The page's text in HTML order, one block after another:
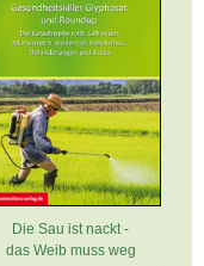
Die Sau ist nackt -
das Weib muss weg